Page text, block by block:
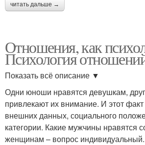
читать дальше →
Отношения, как
Психология
Показать всё описание ▼
Одни юноши нравятся девушкам,
привлекают их внимание. И этот факт
внешних данных, социального
категории. Какие мужчины нравятся
женщинам – вопрос индивидуальный.